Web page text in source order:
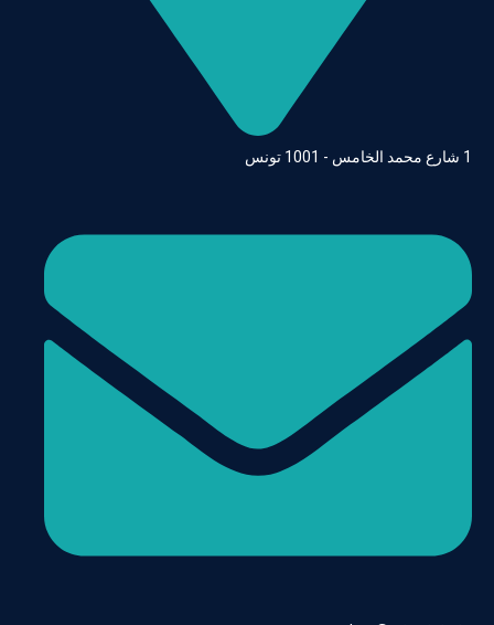
1 شارع محمد الخامس - 1001 تونس